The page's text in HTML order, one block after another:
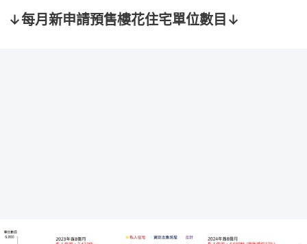
↓每月新申請預售樓花住宅單位數目↓